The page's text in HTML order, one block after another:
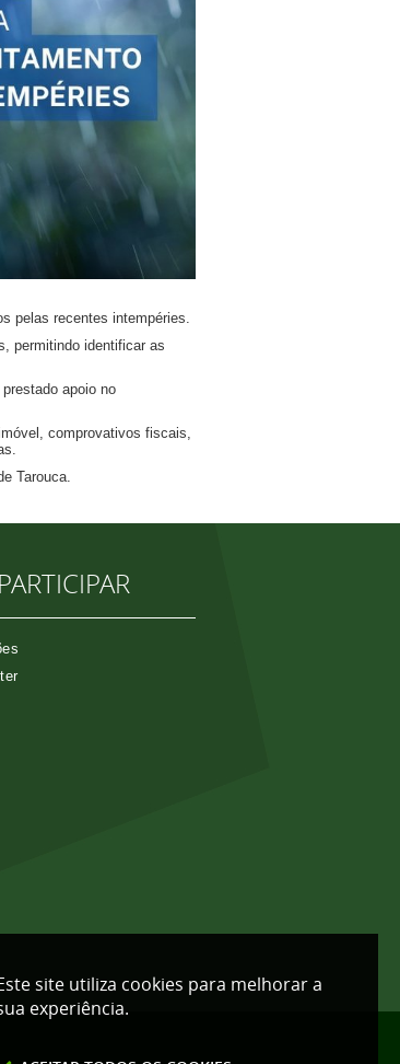
pelas recentes intempéries.
permitindo identificar as
apoio no
comprovativos fiscais,
Tarouca.
PARTICIPAR
site utiliza cookies para melhorar a
experiência.